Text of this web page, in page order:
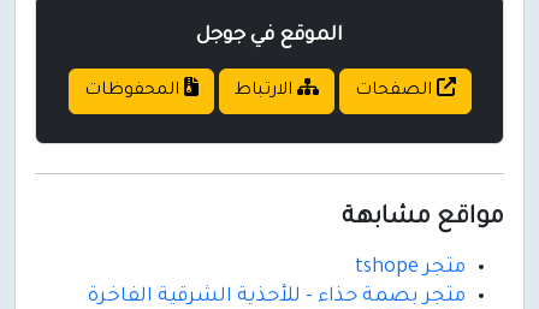
الموقع في جوجل
الصفحات الارتباط المحفوظات
مواقع مشابهة
متجر tshope
متجر بصمة حذاء - للأحذية الشرقية الفاخرة